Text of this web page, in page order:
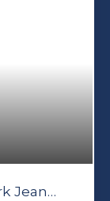
Jean